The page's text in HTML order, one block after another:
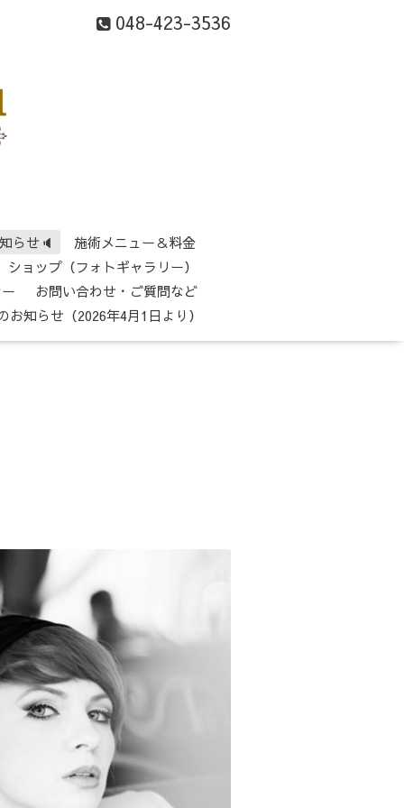
048-423-3536
らせ🔈
施術メニュー＆料金
ショップ（フォトギャラリー）
お問い合わせ・ご質問など
お知らせ（2026年4月1日より）